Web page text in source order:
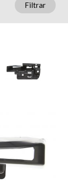
Filtrar